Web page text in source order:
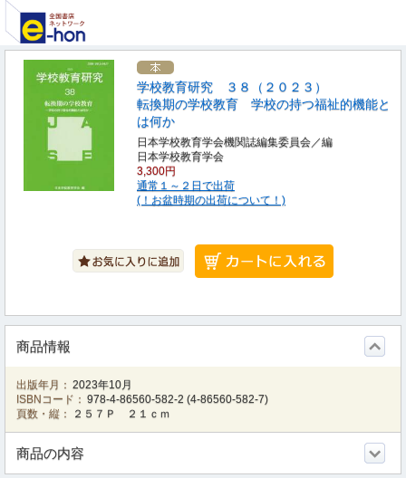
学校教育研究 ３８（２０２３）
転換期の学校教育 学校の持つ福祉的機能と
は何か
日本学校教育学会機関誌編集委員会／編
日本学校教育学会
3,300円
通常１～２日で出荷
(！お盆時期の出荷について！)
商品情報
出版年月： 2023年10月
ISBNコード： 978-4-86560-582-2 (4-86560-582-7)
頁数・縦：
２５７Ｐ ２１ｃｍ
商品の内容